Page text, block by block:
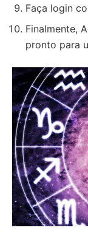
Faça login
Finalmente,
pronto para